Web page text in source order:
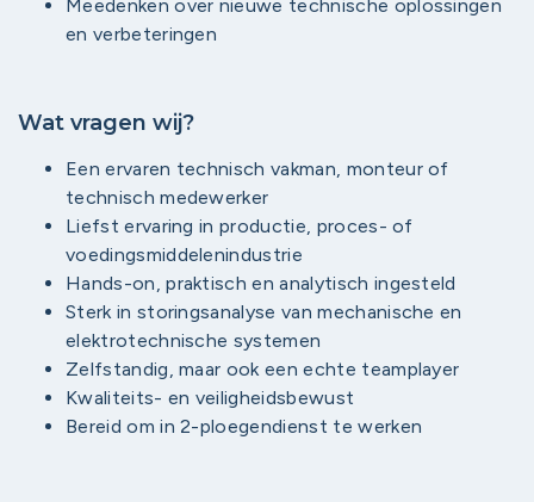
Meedenken over nieuwe technische oplossingen
en verbeteringen
Wat vragen wij?
Een ervaren technisch vakman, monteur of
technisch medewerker
Liefst ervaring in productie, proces- of
voedingsmiddelenindustrie
Hands-on, praktisch en analytisch ingesteld
Sterk in storingsanalyse van mechanische en
elektrotechnische systemen
Zelfstandig, maar ook een echte teamplayer
Kwaliteits- en veiligheidsbewust
Bereid om in 2-ploegendienst te werken